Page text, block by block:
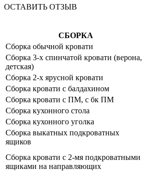
ОСТАВИТЬ ОТЗЫВ
СБОРКА
Сборка обычной кровати
Сборка 3-х спинчатой кровати (верона,
детская)
Сборка 2-х ярусной кровати
Сборка кровати с балдахином
Сборка кровати с ПМ, с бк ПМ
Сборка кухонного стола
Сборка кухонного уголка
Сборка выкатных подкроватных
ящиков
Сборка кровати с 2-мя подкроватными
ящиками на направляющих